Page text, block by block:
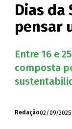
Dias
pensar
Entre 16 e
composta
Redação02/09/2025